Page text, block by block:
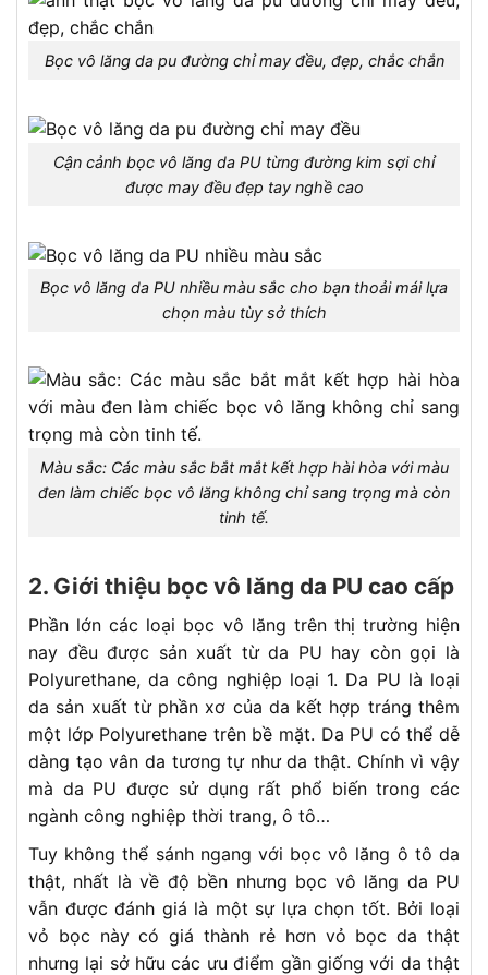
Bọc vô lăng da pu đường chỉ may đều, đẹp, chắc chắn
Cận cảnh bọc vô lăng da PU từng đường kim sợi chỉ
được may đều đẹp tay nghề cao
Bọc vô lăng da PU nhiều màu sắc cho bạn thoải mái lựa
chọn màu tùy sở thích
Màu sắc: Các màu sắc bắt mắt kết hợp hài hòa với màu
đen làm chiếc bọc vô lăng không chỉ sang trọng mà còn
tinh tế.
2. Giới thiệu bọc vô lăng da PU cao cấp
Phần lớn các loại bọc vô lăng trên thị trường hiện
nay đều được sản xuất từ da PU hay còn gọi là
Polyurethane, da công nghiệp loại 1. Da PU là loại
da sản xuất từ phần xơ của da kết hợp tráng thêm
một lớp Polyurethane trên bề mặt. Da PU có thể dễ
dàng tạo vân da tương tự như da thật. Chính vì vậy
mà da PU được sử dụng rất phổ biến trong các
ngành công nghiệp thời trang, ô tô…
Tuy không thể sánh ngang với bọc vô lăng ô tô da
thật, nhất là về độ bền nhưng bọc vô lăng da PU
vẫn được đánh giá là một sự lựa chọn tốt. Bởi loại
vỏ bọc này có giá thành rẻ hơn vỏ bọc da thật
nhưng lại sở hữu các ưu điểm gần giống với da thật